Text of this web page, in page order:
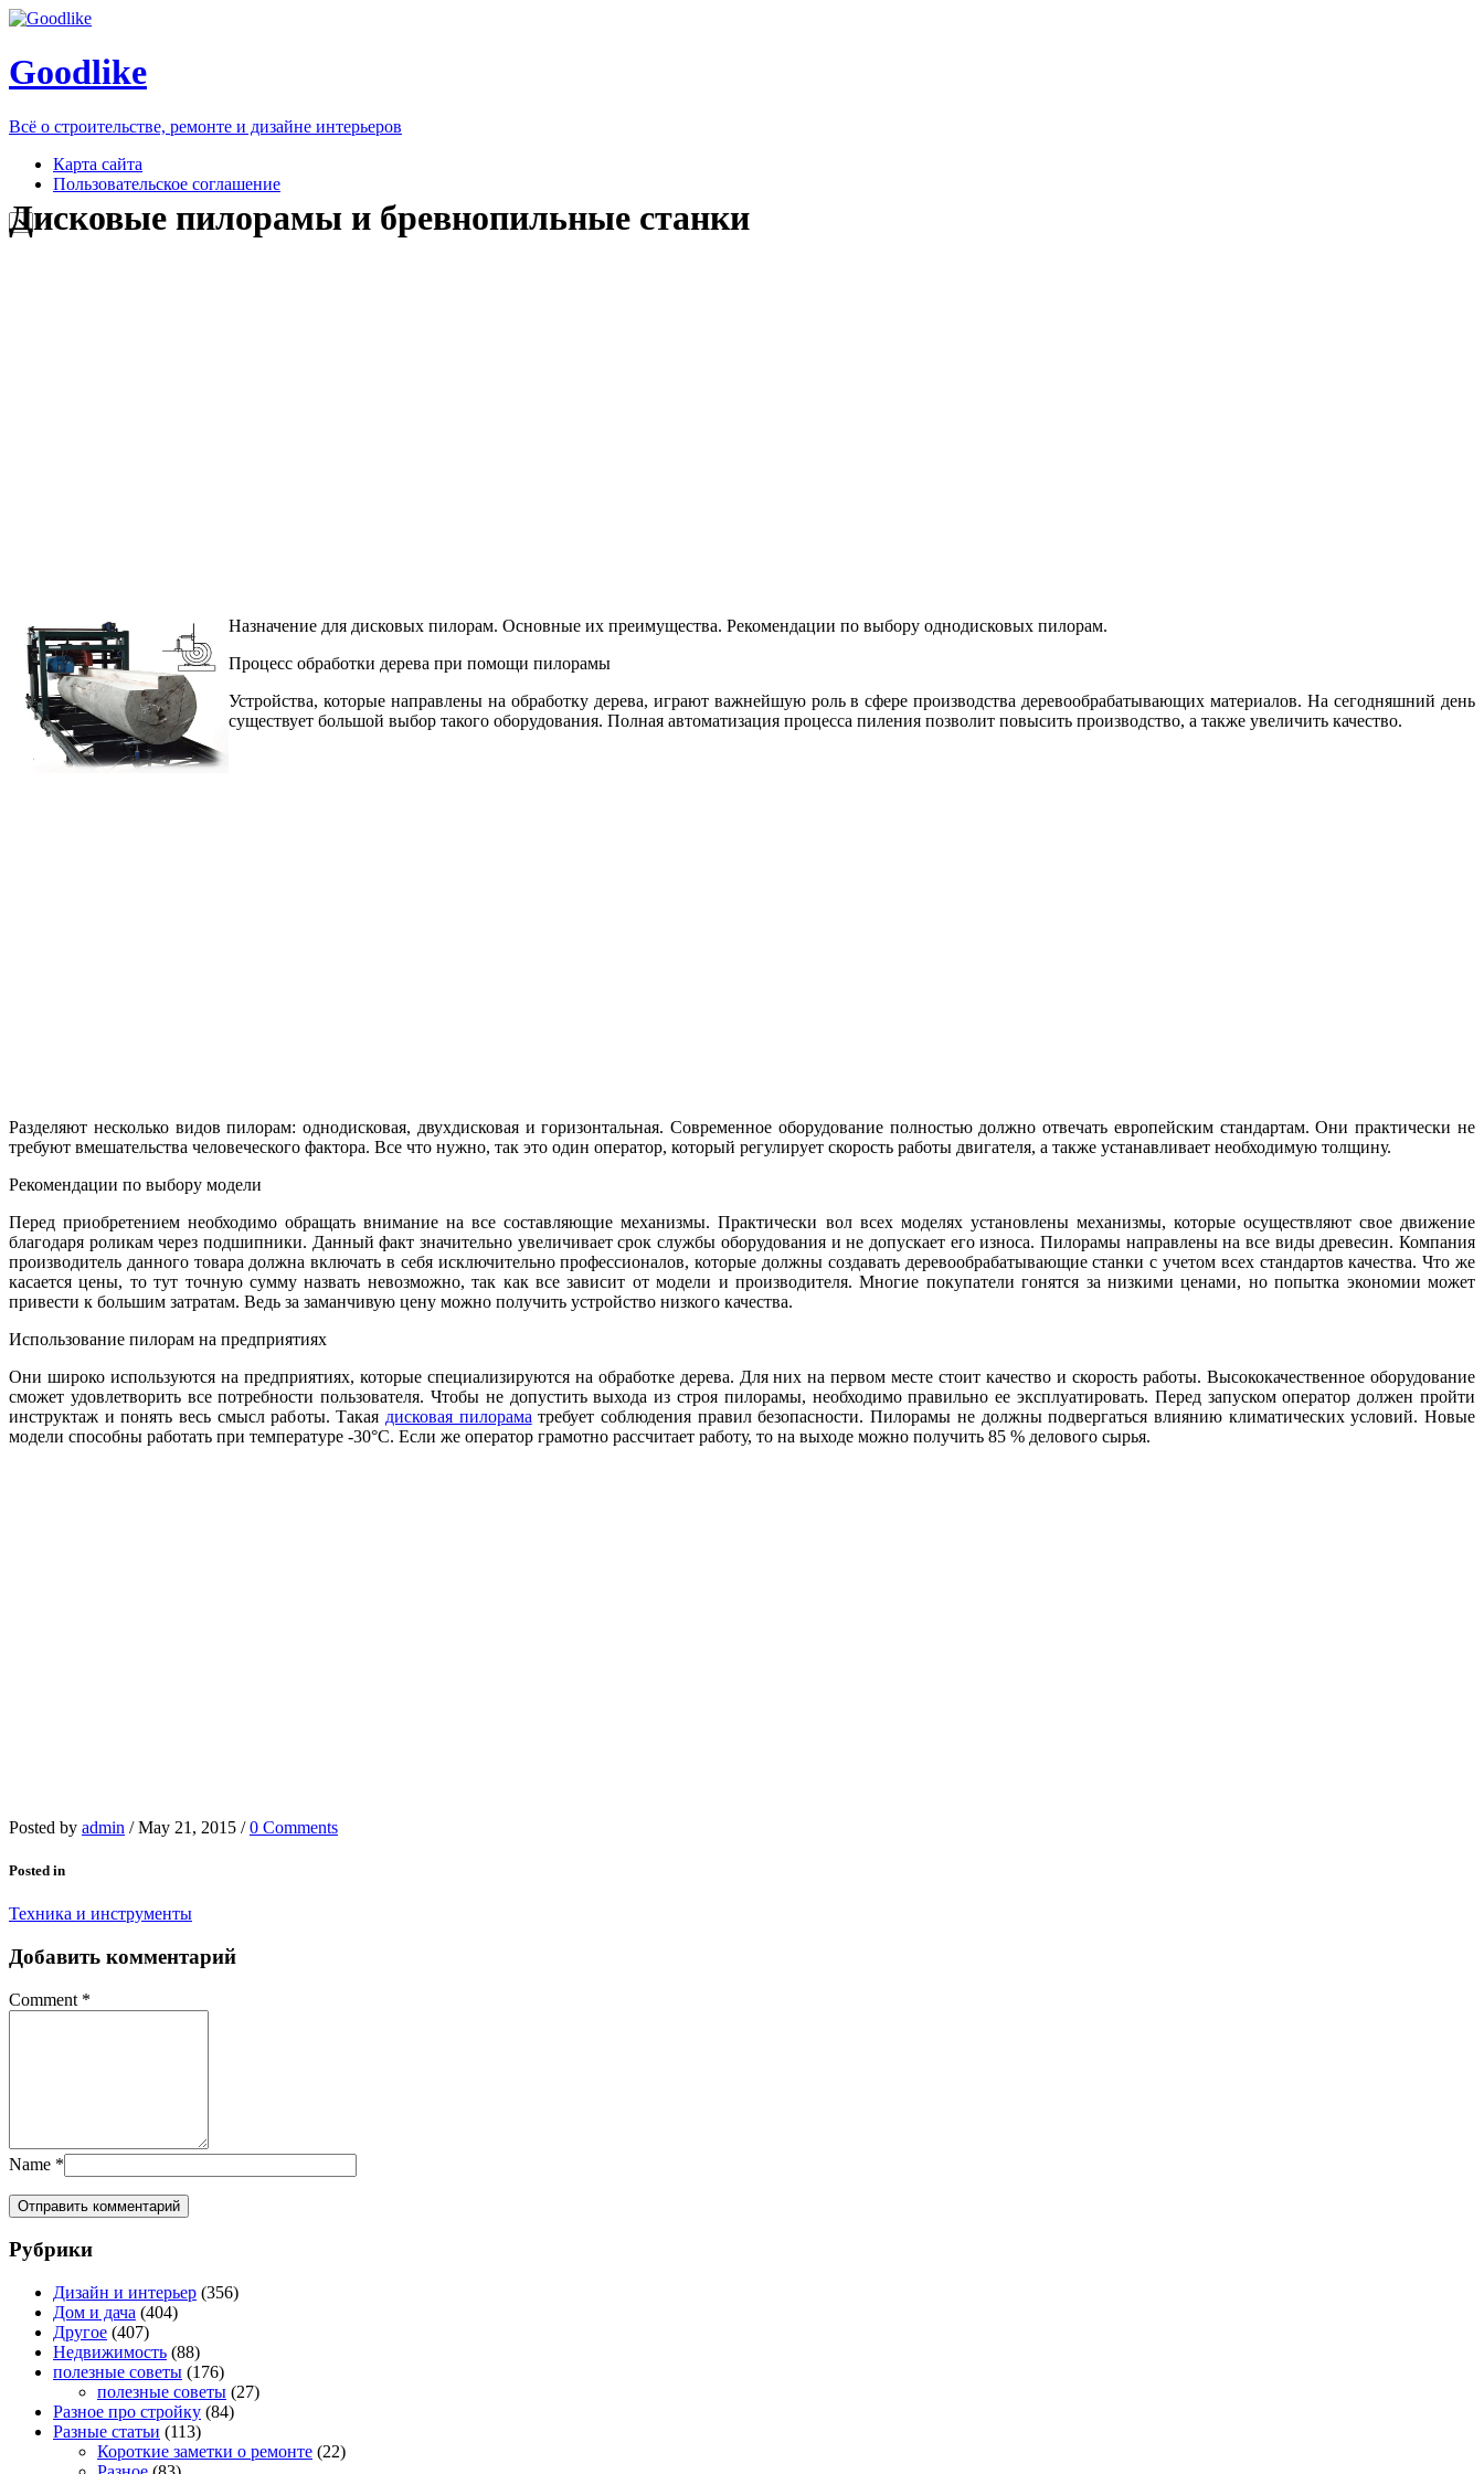
Goodlike
Всё о строительстве, ремонте и дизайне интерьеров
Карта сайта
Пользовательское соглашение
Дисковые пилорамы и бревнопильные станки
Назначение для дисковых пилорам. Основные их преимущества. Рекомендации по выбору однодисковых пилорам.
Процесс обработки дерева при помощи пилорамы
Устройства, которые направлены на обработку дерева, играют важнейшую роль в сфере производства деревообрабатывающих материалов. На сегодняшний день
существует большой выбор такого оборудования. Полная автоматизация процесса пиления позволит повысить производство, а также увеличить качество.
Разделяют несколько видов пилорам: однодисковая, двухдисковая и горизонтальная. Современное оборудование полностью должно отвечать европейским стандартам. Они практически не
требуют вмешательства человеческого фактора. Все что нужно, так это один оператор, который регулирует скорость работы двигателя, а также устанавливает необходимую толщину.
Рекомендации по выбору модели
Перед приобретением необходимо обращать внимание на все составляющие механизмы. Практически вол всех моделях установлены механизмы, которые осуществляют свое движение
благодаря роликам через подшипники. Данный факт значительно увеличивает срок службы оборудования и не допускает его износа. Пилорамы направлены на все виды древесин. Компания
производитель данного товара должна включать в себя исключительно профессионалов, которые должны создавать деревообрабатывающие станки с учетом всех стандартов качества. Что же
касается цены, то тут точную сумму назвать невозможно, так как все зависит от модели и производителя. Многие покупатели гонятся за низкими ценами, но попытка экономии может
привести к большим затратам. Ведь за заманчивую цену можно получить устройство низкого качества.
Использование пилорам на предприятиях
Они широко используются на предприятиях, которые специализируются на обработке дерева. Для них на первом месте стоит качество и скорость работы. Высококачественное оборудование
сможет удовлетворить все потребности пользователя. Чтобы не допустить выхода из строя пилорамы, необходимо правильно ее эксплуатировать. Перед запуском оператор должен пройти
инструктаж и понять весь смысл работы. Такая дисковая пилорама требует соблюдения правил безопасности. Пилорамы не должны подвергаться влиянию климатических условий. Новые
модели способны работать при температуре -30°С. Если же оператор грамотно рассчитает работу, то на выходе можно получить 85 % делового сырья.
Posted by admin / May 21, 2015 / 0 Comments
Posted in
Техника и инструменты
Добавить комментарий
Comment *
Name *
Рубрики
Дизайн и интерьер (356)
Дом и дача (404)
Другое (407)
Недвижимость (88)
полезные советы (176)
полезные советы (27)
Разное про стройку (84)
Разные статьи (113)
Короткие заметки о ремонте (22)